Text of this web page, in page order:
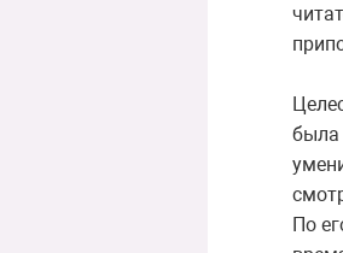
была
По